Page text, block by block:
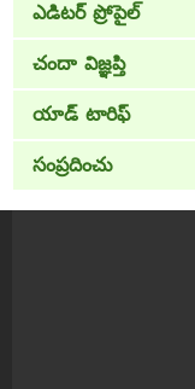
ఎడిటర్ ప్రోపైల్
చందా విజ్ఞప్తి
యాడ్ టారిఫ్
సంప్రదించు